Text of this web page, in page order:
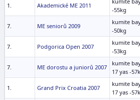
1. Akademické ME 2011
-55kg
7. ME seniorů 2009
kumite
-50kg
7. Podgorica Open 2007
kumite
-53kg
7. ME dorostu a juniorů 2007
kumite
17 yas -
1. Grand Prix Croatia 2007
kumite
17 yas -